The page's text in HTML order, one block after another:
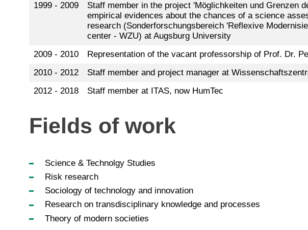
1999 - 2009
Staff member in the project 'Möglichkeiten und Grenzen
empirical evidences about the chances of a science
research (Sonderforschungsbereich 'Reflexive
center - WZU) at Augsburg University
2009 - 2010
Representation of the vacant professorship of Prof. Dr.
2010 - 2012
Staff member and project manager at
2012 - 2018
Staff member at ITAS, now HumTec
Fields of work
Science & Technolgy Studies
Risk research
Sociology of technology and innovation
Research on transdisciplinary knowledge and processes
Theory of modern societies